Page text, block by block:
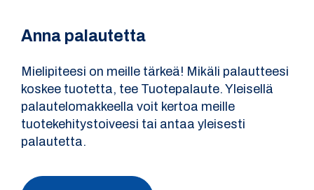
Anna palautetta
Mielipiteesi on meille tärkeä! Mikäli palautteesi
koskee tuotetta, tee Tuotepalaute. Yleisellä
palautelomakkeella voit kertoa meille
tuotekehitystoiveesi tai antaa yleisesti
palautetta.